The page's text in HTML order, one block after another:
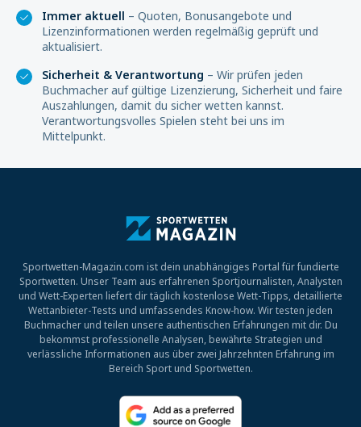
Immer aktuell – Quoten, Bonusangebote und
Lizenzinformationen werden regelmäßig geprüft und
aktualisiert.
Sicherheit & Verantwortung – Wir prüfen jeden
Buchmacher auf gültige Lizenzierung, Sicherheit und faire
Auszahlungen, damit du sicher wetten kannst.
Verantwortungsvolles Spielen steht bei uns im
Mittelpunkt.
Sportwetten-Magazin.com ist dein unabhängiges Portal für fundierte
Sportwetten. Unser Team aus erfahrenen Sportjournalisten, Analysten
und Wett-Experten liefert dir täglich kostenlose Wett-Tipps, detaillierte
Wettanbieter-Tests und umfassendes Know-how. Wir testen jeden
Buchmacher und teilen unsere authentischen Erfahrungen mit dir. Du
bekommst professionelle Analysen, bewährte Strategien und
verlässliche Informationen aus über zwei Jahrzehnten Erfahrung im
Bereich Sport und Sportwetten.